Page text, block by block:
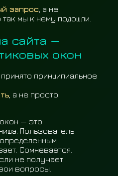
запрос , а не
мы к нему подошли.
сайта —
окон
принципиальное
, а не просто
— это
Пользователь
Сомневается.
не получает
вопросы.